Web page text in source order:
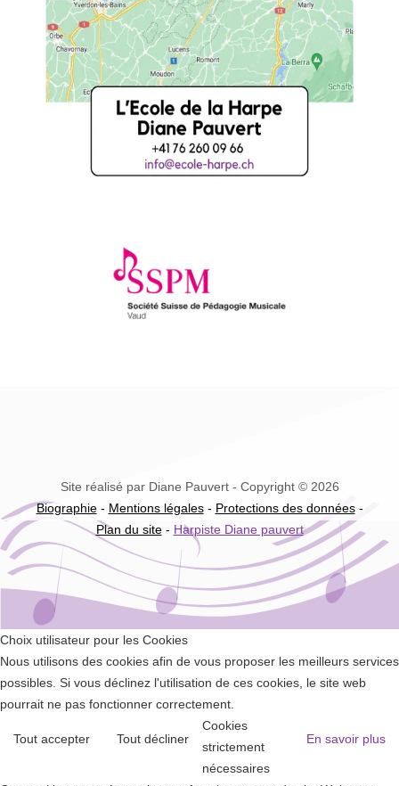
Site réalisé par Diane Pauvert - Copyright © 2026
Biographie- Mentions légales- Protections des données-
Plan du site- Harpiste Diane pauvert
Choix utilisateur pour les Cookies
Nous utilisons des cookies afin de vous proposer les meilleurs services
possibles. Si vous déclinez l'utilisation de ces cookies, le site web
pourrait ne pas fonctionner correctement.
Tout accepter Tout décliner En savoir plus
Cookies
strictement
nécessaires